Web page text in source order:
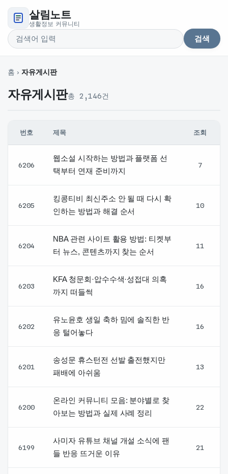
살림노트
생활정보 커뮤니티
검색어
검색
홈 › 자유게시판
자유게시판총 2,146건
번호 제목 조회
6206
웹소설 시작하는 방법과 플랫폼 선
택부터 연재 준비까지
7
6205
킹콩티비 최신주소 안 될 때 다시 확
인하는 방법과 해결 순서
10
6204
NBA 관련 사이트 활용 방법: 티켓부
터 뉴스, 콘텐츠까지 찾는 순서
11
6203
KFA 청문회·압수수색·성접대 의혹
까지 떠들썩
16
6202
유노윤호 생일 축하 밈에 솔직한 반
응 털어놓다
16
6201
송성문 휴스턴전 선발 출전했지만
패배에 아쉬움
13
6200
온라인 커뮤니티 모음: 분야별로 찾
아보는 방법과 실제 사례 정리
22
6199
사미자 유튜브 채널 개설 소식에 팬
들 반응 뜨거운 이유
21